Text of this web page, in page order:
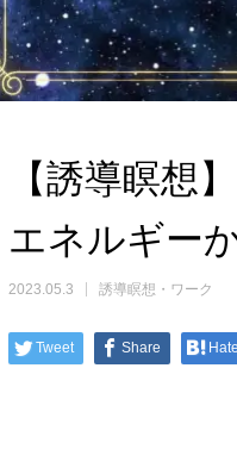
【誘導瞑想
エネルギー
2023.05.3 誘導瞑想・ワーク
Tweet Share